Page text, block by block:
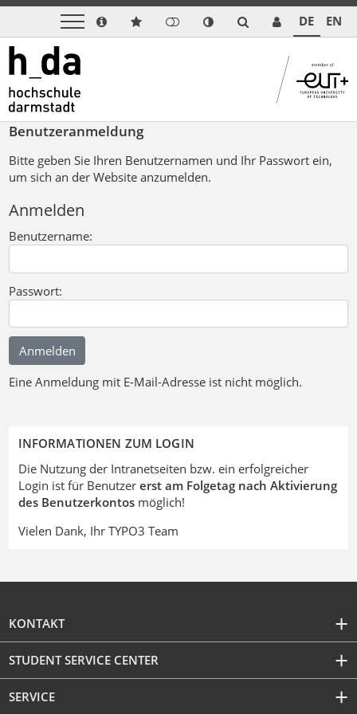
DE EN
Benutzeranmeldung
Bitte geben Sie Ihren Benutzernamen und Ihr Passwort ein,
um sich an der Website anzumelden.
Anmelden
Benutzername:
Passwort:
Eine Anmeldung mit E-Mail-Adresse ist nicht möglich.
INFORMATIONEN ZUM LOGIN
Die Nutzung der Intranetseiten bzw. ein erfolgreicher
Login ist für Benutzer erst am Folgetag nach Aktivierung
des Benutzerkontosmöglich!
Vielen Dank, Ihr TYPO3 Team
KONTAKT
STUDENT SERVICE CENTER
SERVICE